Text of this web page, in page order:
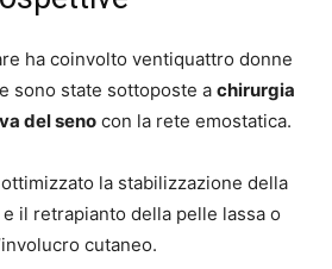
ha coinvolto ventiquattro donne
sono state sottoposte a chirurgia
del seno con la rete emostatica.
la stabilizzazione della
il retrapianto della pelle lassa o
cutaneo.